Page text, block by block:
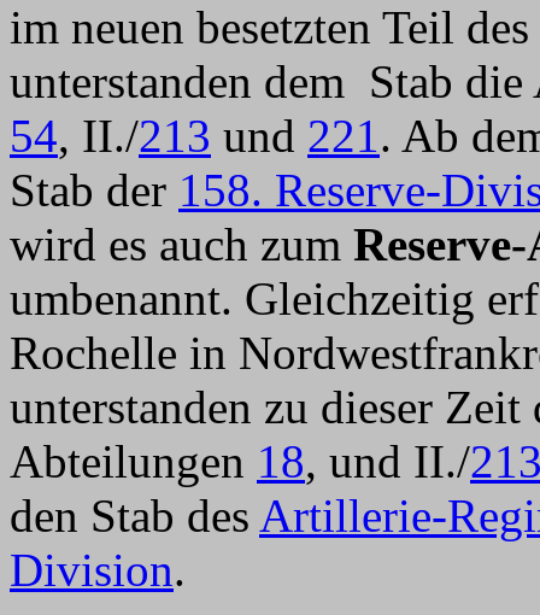
im neuen besetzten Teil des
unterstanden dem Stab
54, II./213 und 221. Ab
Stab der 158. Reserve-
wird es auch zum
umbenannt. Gleichzeitig
Rochelle in
unterstanden zu dieser
Abteilungen 18, und II./
den Stab des Artillerie-
Division.